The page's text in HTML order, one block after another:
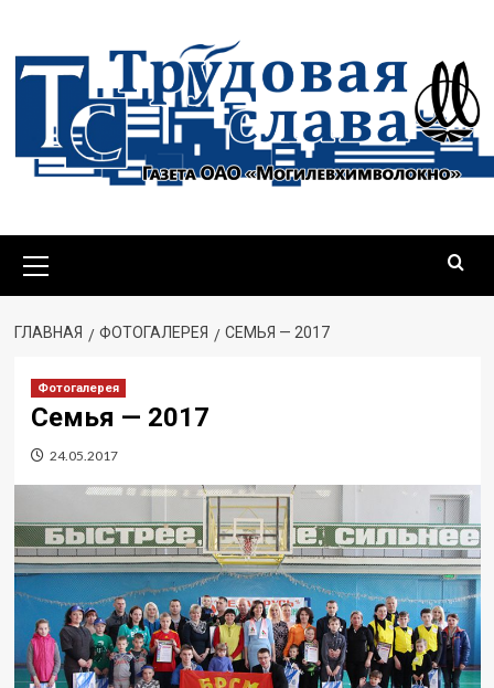
содержимому
меню
ГЛАВНАЯ ФОТОГАЛЕРЕЯ СЕМЬЯ — 2017
Фотогалерея
Семья — 2017
24.05.2017